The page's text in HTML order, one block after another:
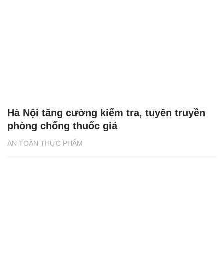
AN TOÀN THỰC PHẨM
Hà Nội tăng cường kiểm tra, tuyên truyền
phòng chống thuốc giả